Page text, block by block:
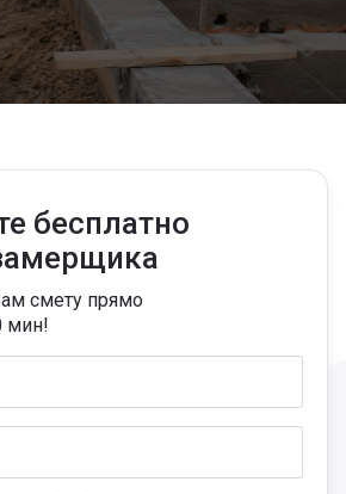
бесплатно
смету прямо
мин!